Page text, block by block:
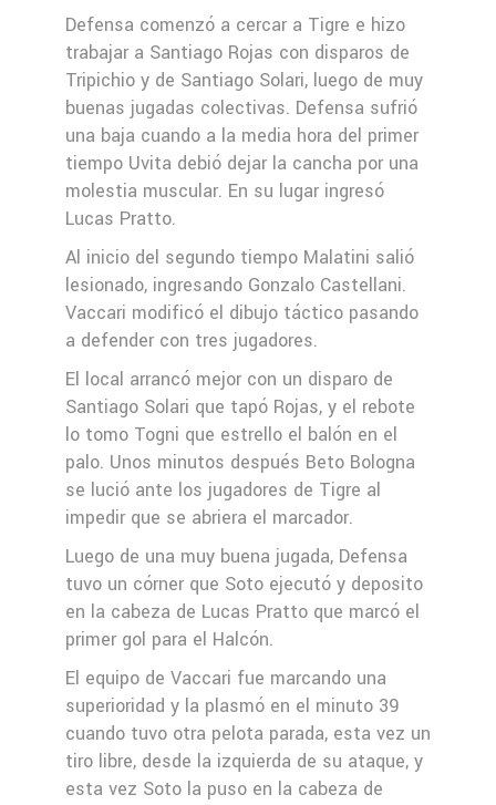
Defensa comenzó a cercar a Tigre e hizo
trabajar a Santiago Rojas con disparos de
Tripichio y de Santiago Solari, luego de muy
buenas jugadas colectivas. Defensa sufrió
una baja cuando a la media hora del primer
tiempo Uvita debió dejar la cancha por una
molestia muscular. En su lugar ingresó
Lucas Pratto.
Al inicio del segundo tiempo Malatini salió
lesionado, ingresando Gonzalo Castellani.
Vaccari modificó el dibujo táctico pasando
a defender con tres jugadores.
El local arrancó mejor con un disparo de
Santiago Solari que tapó Rojas, y el rebote
lo tomo Togni que estrello el balón en el
palo. Unos minutos después Beto Bologna
se lució ante los jugadores de Tigre al
impedir que se abriera el marcador.
Luego de una muy buena jugada, Defensa
tuvo un córner que Soto ejecutó y deposito
en la cabeza de Lucas Pratto que marcó el
primer gol para el Halcón.
El equipo de Vaccari fue marcando una
superioridad y la plasmó en el minuto 39
cuando tuvo otra pelota parada, esta vez un
tiro libre, desde la izquierda de su ataque, y
esta vez Soto la puso en la cabeza de